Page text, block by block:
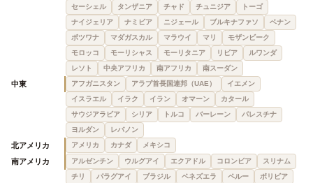
セーシェル
タンザニア チャド チュニジア
トーゴ
ナイジェリア
ナミビア ニジェール ブルキナファソ
ベナン
ボツワナ
マダガスカル マラウイ マリ
モザンビーク
モロッコ
モーリシャス モーリタニア リビア
ルワンダ
レソト
中央アフリカ 南アフリカ 南スーダン
中東 アフガニスタン アラブ首長国連邦（UAE）
イエメン
イスラエル
イラク イラン オマーン
カタール
サウジアラビア
シリア トルコ バーレーン
パレスチナ
ヨルダン
レバノン
北アメリカ アメリカ カナダ メキシコ
南アメリカ アルゼンチン ウルグアイ エクアドル コロンビア
スリナム
チリ
パラグアイ ブラジル ベネズエラ ペルー ボリビア